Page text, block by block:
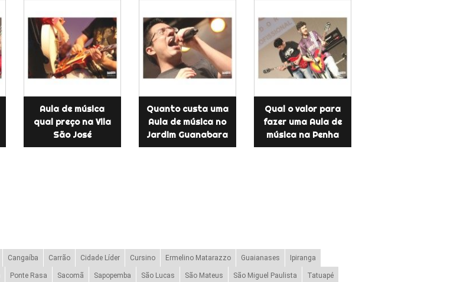
Aula de música
qual preço na Vila
São José
Quanto custa uma
Aula de música no
Jardim Guanabara
Qual o valor para
fazer uma Aula de
música na Penha
Cangaíba Carrão Cidade Líder Cursino Ermelino Matarazzo Guaianases Ipiranga
Ponte Rasa Sacomã Sapopemba São Lucas São Mateus São Miguel Paulista Tatuapé